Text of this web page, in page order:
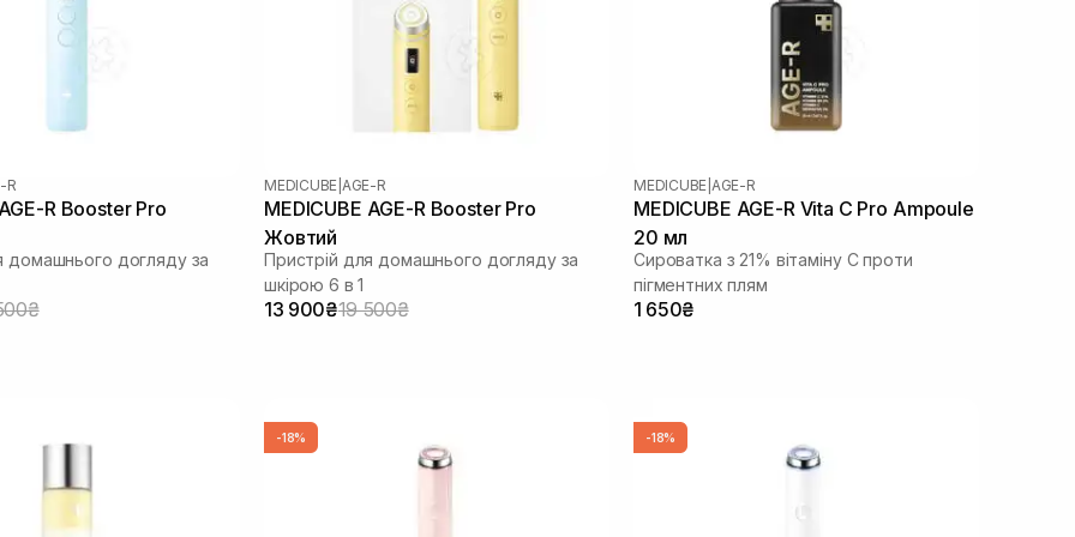
R
R Booster Pro
домашнього догляду за
MEDICUBE AGE-R
MEDICUBE AGE-R Booster Pro
Жовтий
Пристрій для домашнього догляду за
шкірою 6 в 1
13 900₴19 500₴
MEDICUBE AGE-R
MEDICUBE AGE-R Vita C Pro Ampoule
20 мл
Сироватка з 21% вітаміну С проти
пігментних плям
1 650₴
-18% -18%